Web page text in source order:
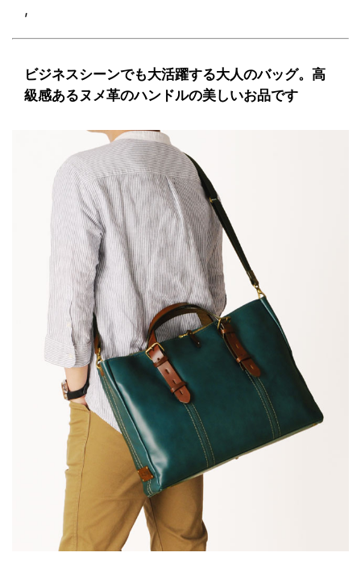
,
ビジネスシーンでも大活躍する大人のバッグ。高
級感あるヌメ革のハンドルの美しいお品です